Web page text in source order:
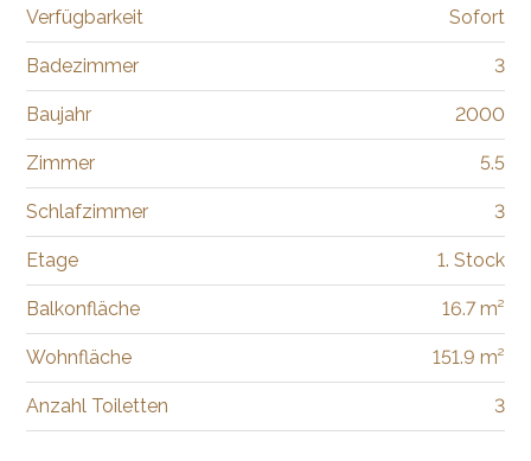
Verfügbarkeit Sofort
Badezimmer 3
Baujahr 2000
Zimmer 5.5
Schlafzimmer 3
Etage 1. Stock
Balkonfläche 16.7 m²
Wohnfläche 151.9 m²
Anzahl Toiletten 3